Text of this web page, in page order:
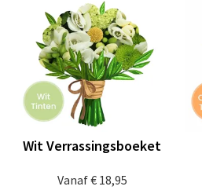
Vanaf€ 18,95
Wit Verrassingsboeket